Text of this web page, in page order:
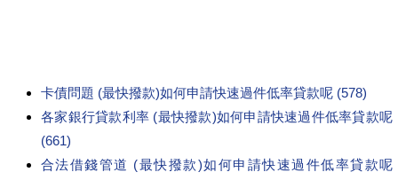
卡債問題 (最快撥款)如何申請快速過件低率貸款呢 (578)
各家銀行貸款利率 (最快撥款)如何申請快速過件低率貸款呢
(661)
合法借錢管道 (最快撥款)如何申請快速過件低率貸款呢